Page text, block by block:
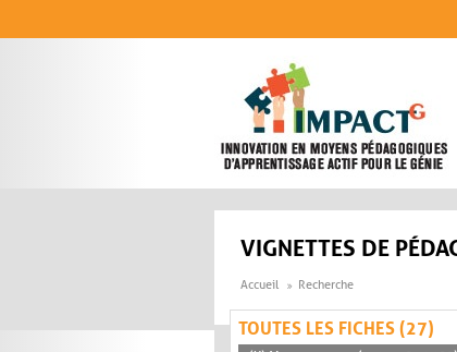
VIGNETTES DE
Accueil Recherche
TOUTES LES FICHES (27)